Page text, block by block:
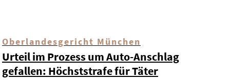
Oberlandesgericht München
Urteil im Prozess um Auto-Anschlag
gefallen: Höchststrafe für Täter